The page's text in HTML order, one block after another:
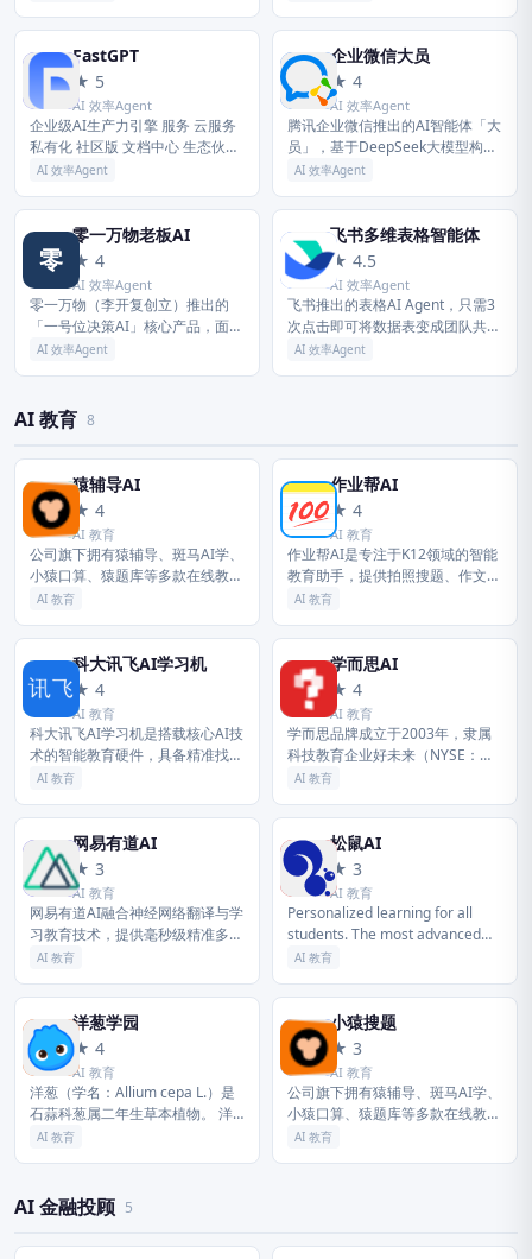
能。扣子助力财经...
F
FastGPT
★ 5
AI 效率Agent
企业级AI生产力引擎 服务 云服务
私有化 社区版 文档中心 生态伙伴
Sealos AI Proxy 更多信息 邮箱：
AI 效率Agent
企
企业微信大员
★ 4
AI 效率Agent
腾讯企业微信推出的AI智能体「大
员」，基于DeepSeek大模型构建
并经混元架构微调。在企业微信任
前页面上下文，自动完成客户...
AI 效率Agent
零
零一万物老板AI
★ 4
AI 效率Agent
零一万物（李开复创立）推出的
「一号位决策AI」核心产品，面向
企业经营一号位。自动整合会议纪
议，并...
AI 效率Agent
飞
飞书多维表格智能体
★ 4.5
AI 效率Agent
飞书推出的表格AI Agent，只需3
次点击即可将数据表变成团队共用
的AI同事。可在群聊中@它查数
AI 效率Agent
AI 教育 8
猿
猿辅导AI
★ 4
AI 教育
公司旗下拥有猿辅导、斑马AI学、
小猿口算、猿题库等多款在线教育
产品及数字内容产品，为用户提供
化的智能教育服务，帮助学生系统
性...
AI 教育
作
作业帮AI
★ 4
AI 教育
作业帮AI是专注于K12领域的智能
教育助手，提供拍照搜题、作文批
改与口算练习等全场景服务，通过
定制高效学习路径。
AI 教育
科
科大讯飞AI学习机
★ 4
AI 教育
科大讯飞AI学习机是搭载核心AI技
术的智能教育硬件，具备精准找弱
项功能，能针对性地出卷巩固，覆
化的高效自主学习方案。
AI 教育
学
学而思AI
★ 4
AI 教育
学而思品牌成立于2003年，隶属
科技教育企业好未来（NYSE：
TAL）。学而思凭借优秀的科技能
和成长。目前，学而思品牌旗下
业...
AI 教育
网
网易有道AI
★ 3
AI 教育
网易有道AI融合神经网络翻译与学
习教育技术，提供毫秒级精准多语
种互译，深度应用于有道词典与学
通无缝连接。
AI 教育
松
松鼠AI
★ 3
AI 教育
Personalized learning for all
students. The most advanced
learning technology...
AI 教育
洋
洋葱学园
★ 4
AI 教育
洋葱（学名：Allium cepa L.）是
石蒜科葱属二年生草本植物。 洋
葱的根为弦状须根；茎短缩为茎
AI 教育
小
小猿搜题
★ 3
AI 教育
公司旗下拥有猿辅导、斑马AI学、
小猿口算、猿题库等多款在线教育
产品及数字内容产品，为用户提供
AI 教育
AI 金融投顾 5